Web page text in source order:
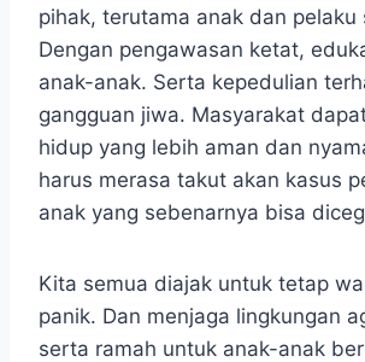
pihak, terutama anak dan pelaku
Dengan pengawasan ketat,
anak-anak. Serta kepedulian
gangguan jiwa. Masyarakat
hidup yang lebih aman dan
harus merasa takut akan kasus
anak yang sebenarnya bisa
Kita semua diajak untuk tetap
panik. Dan menjaga lingkungan
serta ramah untuk anak-anak